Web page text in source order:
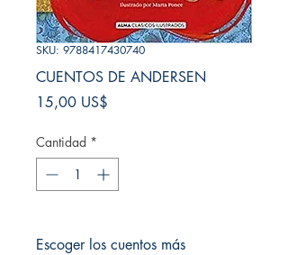
SKU: 9788417430740
CUENTOS DE ANDERSEN
15,00 US$
Cantidad *
Escoger los cuentos más